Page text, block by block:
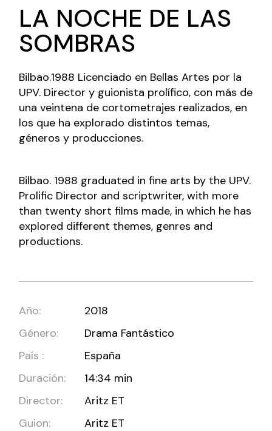
LA NOCHE DE LAS
SOMBRAS
Bilbao.1988 Licenciado en Bellas Artes por la
UPV. Director y guionista prolífico, con más de
una veintena de cortometrajes realizados, en
los que ha explorado distintos temas,
géneros y producciones.
Bilbao. 1988 graduated in fine arts by the UPV.
Prolific Director and scriptwriter, with more
than twenty short films made, in which he has
explored different themes, genres and
productions.
Año:
2018
Género:
Drama Fantástico
País :
España
Duración:
14:34 min
Director:
Aritz ET
Guion:
Aritz ET